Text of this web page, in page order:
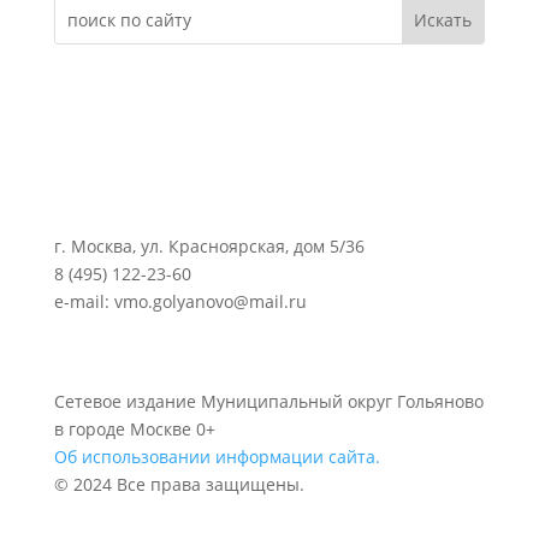
г. Москва, ул. Красноярская, дом 5/36
8 (495) 122-23-60
e-mail: vmo.golyanovo@mail.ru
Сетевое издание Муниципальный округ Гольяново
в городе Москве 0+
Об использовании информации сайта.
© 2024 Все права защищены.